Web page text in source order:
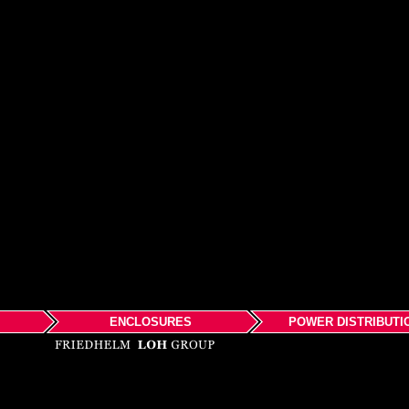
ENCLOSURES POWER